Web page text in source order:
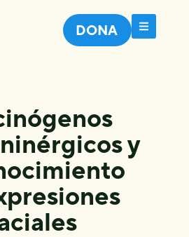
DONA
y